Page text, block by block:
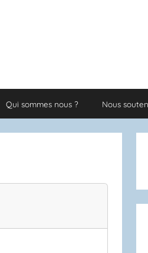
Qui sommes nous ? Nous